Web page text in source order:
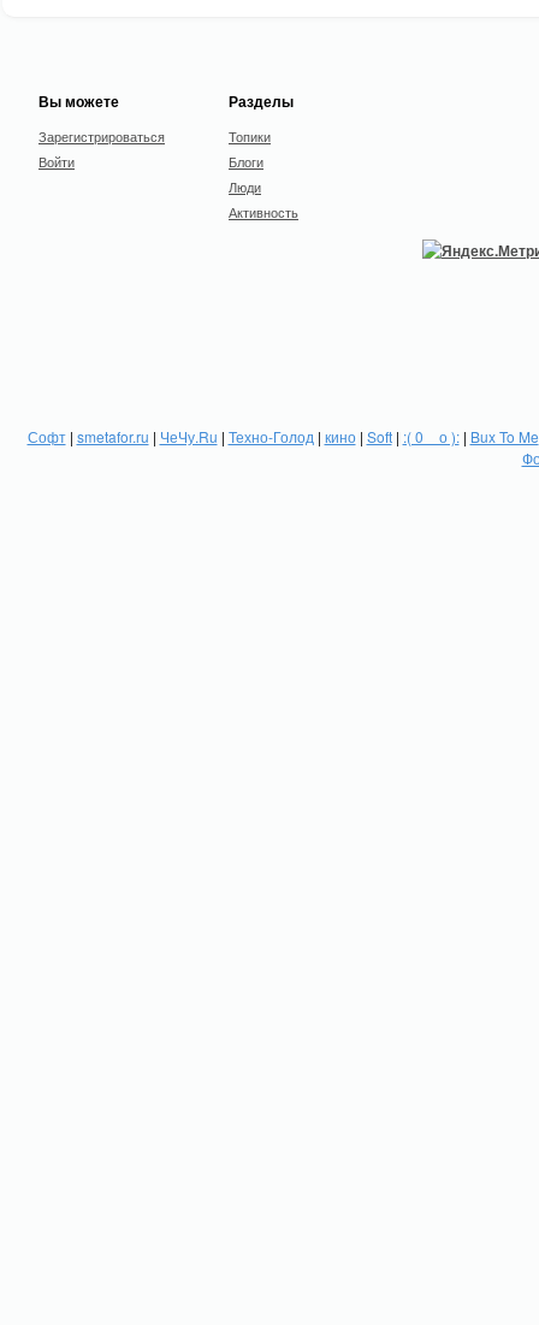
Вы можете
Зарегистрироваться
Войти
Разделы
Топики
Блоги
Люди
Активность
Софт| smetafor.ru | ЧеЧу.Ru | Техно-Голод | кино| Soft| :( 0 _ о ):| Bux To Me